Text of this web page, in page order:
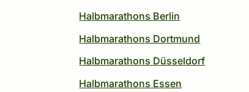
Halbmarathons Berlin
Halbmarathons Dortmund
Halbmarathons Düsseldorf
Halbmarathons Essen